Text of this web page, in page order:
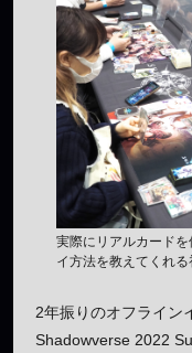
実際にリアルカード
イ方法を教えてくれ
2年振りのオフライン
Shadowverse 2022